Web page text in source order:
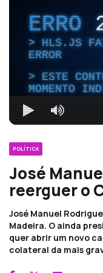
ERRO
HLS.JS
ERROR
ESTE
MOMENTO
POLÍTICA
José
reerguer o
José Manuel
Madeira. O ainda
quer abrir um novo
colateral da mais